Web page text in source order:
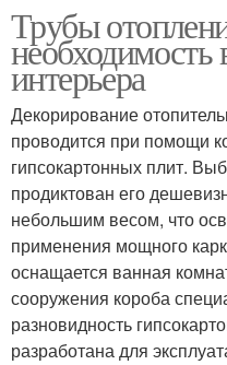
Трубы
интерьера
Декорирование
проводится при помощи
гипсокартонных плит.
продиктован его
небольшим весом, что
применения мощного
оснащается ванная
сооружения короба
разновидность
разработана для